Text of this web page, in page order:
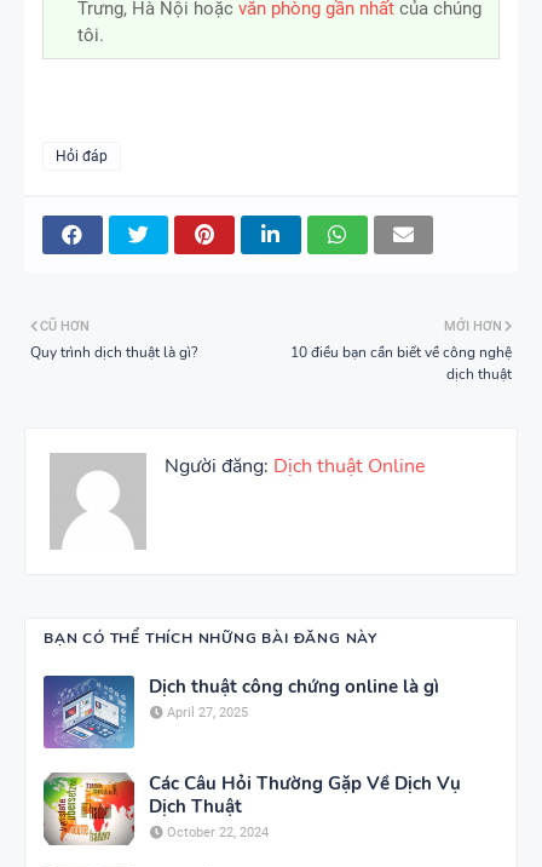
Trưng, Hà Nội hoặc văn phòng gần nhất của chúng
tôi.
Hỏi đáp
MỚI HƠN
10 điều bạn cần biết về công nghệ
dịch thuật
CŨ HƠN
Quy trình dịch thuật là gì?
Người đăng: Dịch thuật Online
BẠN CÓ THỂ THÍCH NHỮNG BÀI ĐĂNG NÀY
Dịch thuật công chứng online là gì
April 27, 2025
Các Câu Hỏi Thường Gặp Về Dịch Vụ
Dịch Thuật
October 22, 2024